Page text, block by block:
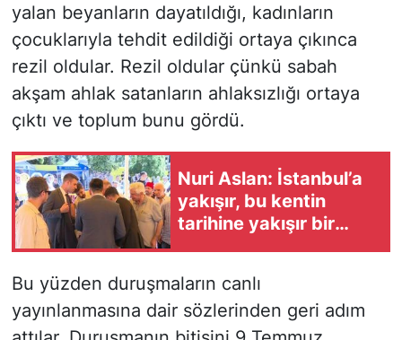
yalan beyanların dayatıldığı, kadınların
çocuklarıyla tehdit edildiği ortaya çıkınca
rezil oldular. Rezil oldular çünkü sabah
akşam ahlak satanların ahlaksızlığı ortaya
çıktı ve toplum bunu gördü.
Nuri Aslan: İstanbul’a
yakışır, bu kentin
tarihine yakışır bir
Bu yüzden duruşmaların canlı
yayınlanmasına dair sözlerinden geri adım